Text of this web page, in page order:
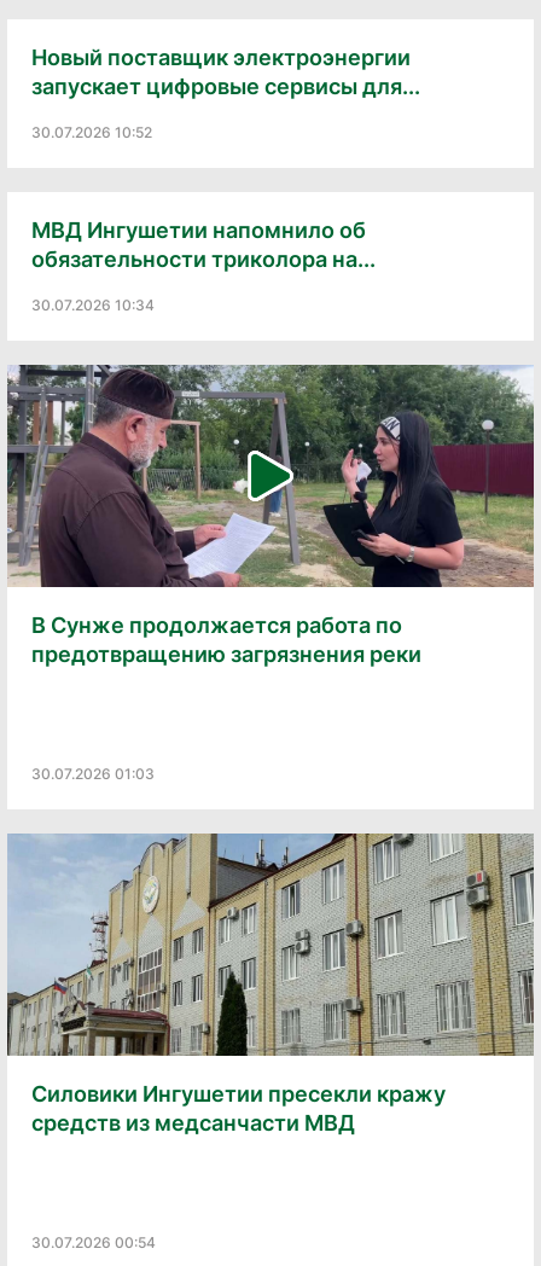
Новый поставщик электроэнергии
запускает цифровые сервисы для...
30.07.2026 10:52
МВД Ингушетии напомнило об
обязательности триколора на...
30.07.2026 10:34
В Сунже продолжается работа по
предотвращению загрязнения реки
30.07.2026 01:03
Силовики Ингушетии пресекли кражу
средств из медсанчасти МВД
30.07.2026 00:54